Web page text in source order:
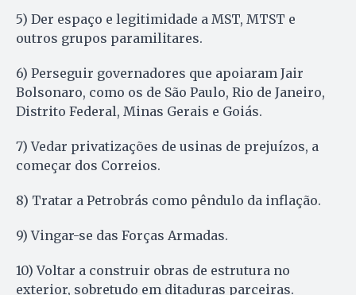
5) Der espaço e legitimidade a MST, MTST e
outros grupos paramilitares.
6) Perseguir governadores que apoiaram Jair
Bolsonaro, como os de São Paulo, Rio de Janeiro,
Distrito Federal, Minas Gerais e Goiás.
7) Vedar privatizações de usinas de prejuízos, a
começar dos Correios.
8) Tratar a Petrobrás como pêndulo da inflação.
9) Vingar-se das Forças Armadas.
10) Voltar a construir obras de estrutura no
exterior, sobretudo em ditaduras parceiras.